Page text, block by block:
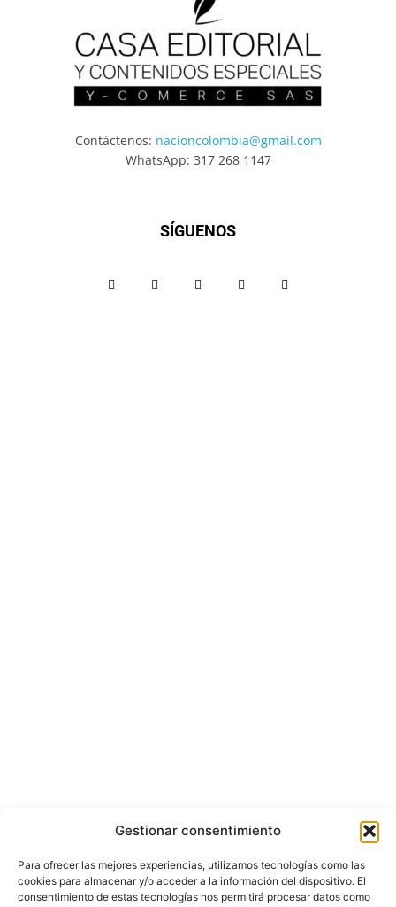
Gestionar consentimiento
Para ofrecer las mejores experiencias, utilizamos tecnologías como las
cookies para almacenar y/o acceder a la información del dispositivo. El
consentimiento de estas tecnologías nos permitirá procesar datos como
Contáctenos: nacioncolombia@gmail.com
WhatsApp: 317 268 1147
SÍGUENOS